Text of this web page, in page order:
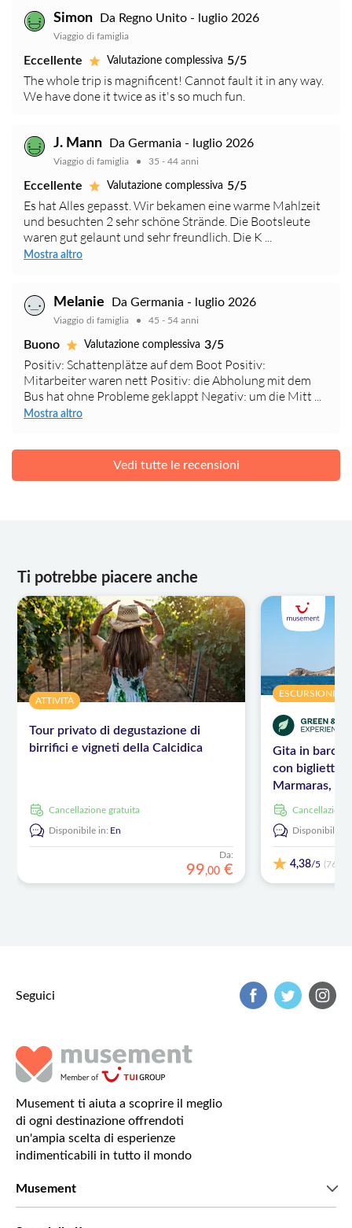
Simon Da Regno Unito - luglio 2026
Viaggio di famiglia
Eccellente Valutazione complessiva 5/5
The whole trip is magnificent! Cannot fault it in any way.
We have done it twice as it's so much fun.
J. Mann Da Germania - luglio 2026
Viaggio di famiglia 35 - 44 anni
Eccellente Valutazione complessiva 5/5
Es hat Alles gepasst. Wir bekamen eine warme Mahlzeit
und besuchten 2 sehr schöne Strände. Die Bootsleute
waren gut gelaunt und sehr freundlich. Die K ...
Mostra altro
Melanie Da Germania - luglio 2026
Viaggio di famiglia 45 - 54 anni
Buono Valutazione complessiva 3/5
Positiv: Schattenplätze auf dem Boot Positiv:
Mitarbeiter waren nett Positiv: die Abholung mit dem
Bus hat ohne Probleme geklappt Negativ: um die Mitt ...
Mostra altro
Vedi tutte le recensioni
Ti potrebbe piacere anche
ATTIVITÀ
Tour privato di degustazione di
birrifici e vigneti della Calcidica
Cancellazione gratuita
Disponibile in: En
Da:
99,00 €
ESCURSIONI E
Gita in barca
con biglietto)
Marmaras,
Disponibile in:
4,38/5 (76)
Seguici
Musement ti aiuta a scoprire il meglio
di ogni destinazione offrendoti
un'ampia scelta di esperienze
indimenticabili in tutto il mondo
Musement